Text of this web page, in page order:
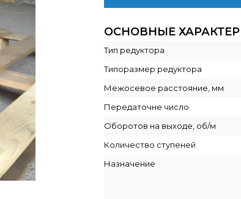
ОСНОВНЫЕ
Тип редуктора
Типоразмер редуктора
Межосевое расстояние, мм
Передаточне число
Оборотов на выходе, об/м
Количество ступеней
Назначение